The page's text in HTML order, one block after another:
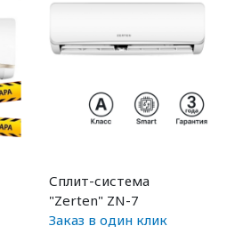
Сплит-система
"Zerten" ZN-7
Заказ в один клик